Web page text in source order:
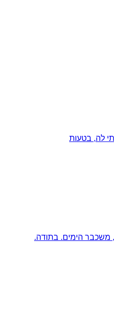
לה, בטעות
משכבר הימים. בתודה.